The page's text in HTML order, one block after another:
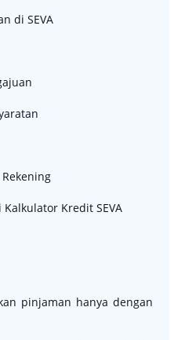
di SEVA
Kredit SEVA
pinjaman hanya dengan